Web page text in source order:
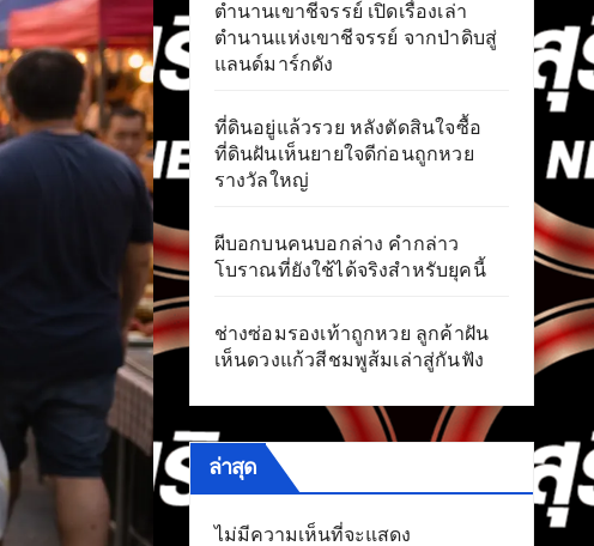
ตำนานเขาชีจรรย์ เปิดเรื่องเล่า
ตำนานแห่งเขาชีจรรย์ จากป่าดิบสู่
แลนด์มาร์กดัง
ที่ดินอยู่แล้วรวย หลังตัดสินใจซื้อ
ที่ดินฝันเห็นยายใจดีก่อนถูกหวย
รางวัลใหญ่
ผีบอกบนคนบอกล่าง คำกล่าว
โบราณที่ยังใช้ได้จริงสำหรับยุคนี้
ช่างซ่อมรองเท้าถูกหวย ลูกค้าฝัน
เห็นดวงแก้วสีชมพูส้มเล่าสู่กันฟัง
ล่าสุด
ไม่มีความเห็นที่จะแสดง